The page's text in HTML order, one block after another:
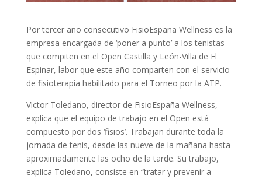
Por tercer año consecutivo FisioEspaña Wellness es la
empresa encargada de ‘poner a punto’ a los tenistas
que compiten en el Open Castilla y León-Villa de El
Espinar, labor que este año comparten con el servicio
de fisioterapia habilitado para el Torneo por la ATP.
Victor Toledano, director de FisioEspaña Wellness,
explica que el equipo de trabajo en el Open está
compuesto por dos ‘fisios’. Trabajan durante toda la
jornada de tenis, desde las nueve de la mañana hasta
aproximadamente las ocho de la tarde. Su trabajo,
explica Toledano, consiste en “tratar y prevenir a